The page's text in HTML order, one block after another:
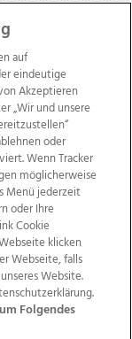
Jobs
Werbung
auf
eindeutige
Akzeptieren
„Wir und unsere
oder
Wenn Tracker
möglicherweise
Menü jederzeit
oder Ihre
Cookie
klicken
Webseite, falls
Website.
Folgendes